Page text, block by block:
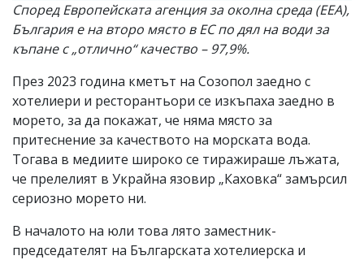
Според Европейската агенция за околна среда (EEA),
България е на второ място в ЕС по дял на води за
къпане с „отлично“ качество – 97,9%.
През 2023 година кметът на Созопол заедно с
хотелиери и ресторантьори се изкъпаха заедно в
морето, за да покажат, че няма място за
притеснение за качеството на морската вода.
Тогава в медиите широко се тиражираше лъжата,
че прелелият в Украйна язовир „Каховка“ замърсил
сериозно морето ни.
В началото на юли това лято заместник-
председателят на Българската хотелиерска и